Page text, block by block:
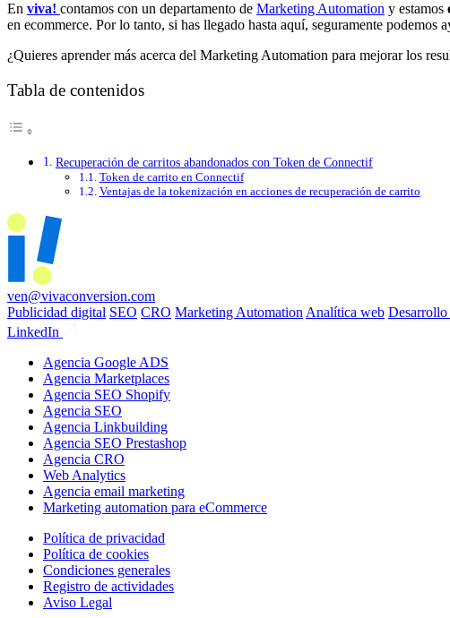
En viva! contamos con un departamento de Marketing Automation y estamos
en ecommerce. Por lo tanto, si has llegado hasta aquí, seguramente podemos
¿Quieres aprender más acerca del Marketing Automation para mejorar los
Tabla de contenidos
Recuperación de carritos abandonados con Token de Connectif
Token de carrito en Connectif
Ventajas de la tokenización en acciones de recuperación de carrito
ven@vivaconversion.com
Publicidad digital SEO CRO Marketing Automation Analítica web Desarrollo
LinkedIn
Agencia Google ADS
Agencia Marketplaces
Agencia SEO Shopify
Agencia SEO
Agencia Linkbuilding
Agencia SEO Prestashop
Agencia CRO
Web Analytics
Agencia email marketing
Marketing automation para eCommerce
Política de privacidad
Política de cookies
Condiciones generales
Registro de actividades
Aviso Legal